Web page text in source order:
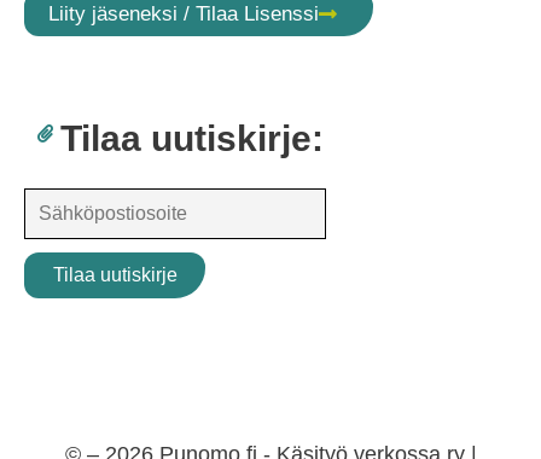
Liity jäseneksi / Tilaa Lisenssi
Tilaa uutiskirje: